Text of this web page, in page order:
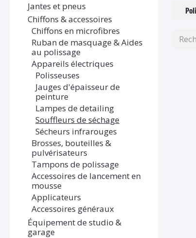
Jantes et pneus
Chiffons & accessoires
Chiffons en microfibres
Ruban de masquage & Aides
au polissage
Appareils électriques
Polisseuses
Jauges d'épaisseur de
peinture
Lampes de detailing
Souffleurs de séchage
Sécheurs infrarouges
Brosses, bouteilles &
pulvérisateurs
Tampons de polissage
Accessoires de lancement en
mousse
Applicateurs
Accessoires généraux
Équipement de studio &
garage